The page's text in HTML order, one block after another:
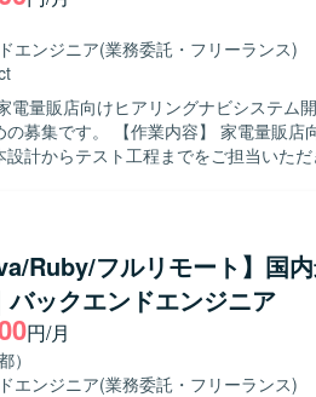
理をはじめとしたビジネスメンバーと
います。 【ポジションの魅力】 事業拡大を支える基幹的な会
域のシステム開発に携わることができ
上に直接貢献していただけます。スク
践しながら、アーキテクチャやドメイ
開発に関わることで、幅広い技術スキ
を活用いたします。
エンジニア(業務委託・フリーランス)
電量販店向けヒアリングナビシステム
店向けヒアリングナビシステムの詳細設計
設計からテスト工程までをご担当いた
程に責任感を持って取り組んでいただける方が
らテストまで一貫して携わることが
を積むことができます。長期的な参画
を用いたシステム開発環境での作業
Ruby/フルリモート】国
バックエンドエンジニア
円/月
）
エンジニア(業務委託・フリーランス)